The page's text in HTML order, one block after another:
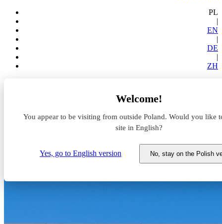
PL
|
EN
|
DE
|
ZH
Welcome!
You appear to be visiting from outside Poland. Would you like
site in English?
Yes, go to English version No, stay on the Polish
Nowa inwestycja przy Lotnisku Chopina - City Point Okęcie
Nowa inwestycja przy Lotnisku
Chopina - City Point Okęcie